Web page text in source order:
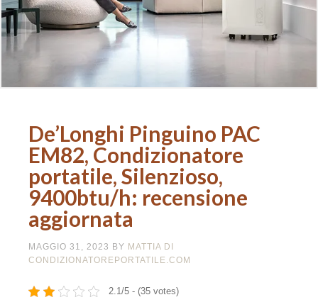
De’Longhi Pinguino PAC
EM82, Condizionatore
portatile, Silenzioso,
9400btu/h: recensione
aggiornata
MAGGIO 31, 2023 BY MATTIA DI
CONDIZIONATOREPORTATILE.COM
2.1/5 - (35 votes)